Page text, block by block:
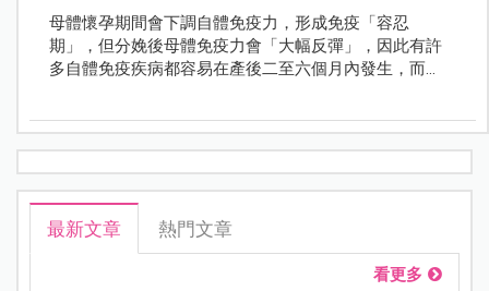
母體懷孕期間會下調自體免疫力，形成免疫「容忍
期」，但分娩後母體免疫力會「大幅反彈」，因此有許
多自體免疫疾病都容易在產後二至六個月內發生，而
最新文章 熱門文章
看更多